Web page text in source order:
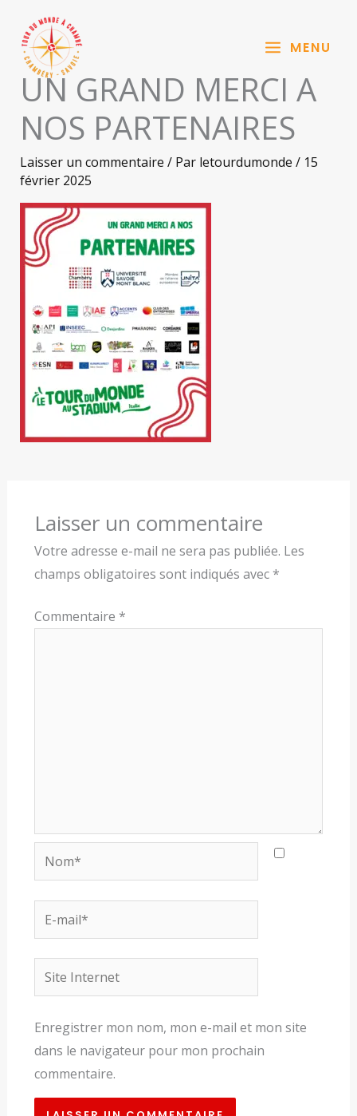
contenu
MENU
UN GRAND MERCI A
NOS PARTENAIRES
Laisser un commentaire / Par letourdumonde / 15
février 2025
Laisser un commentaire
Votre adresse e-mail ne sera pas publiée. Les
champs obligatoires sont indiqués avec *
Commentaire *
Nom*
mail*
Site
Internet
Enregistrer mon nom, mon e-mail et mon site
dans le navigateur pour mon prochain
commentaire.